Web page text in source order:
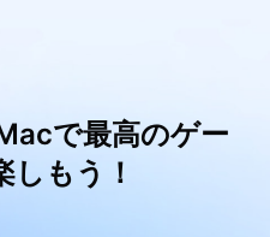
で最高のゲー
しもう！